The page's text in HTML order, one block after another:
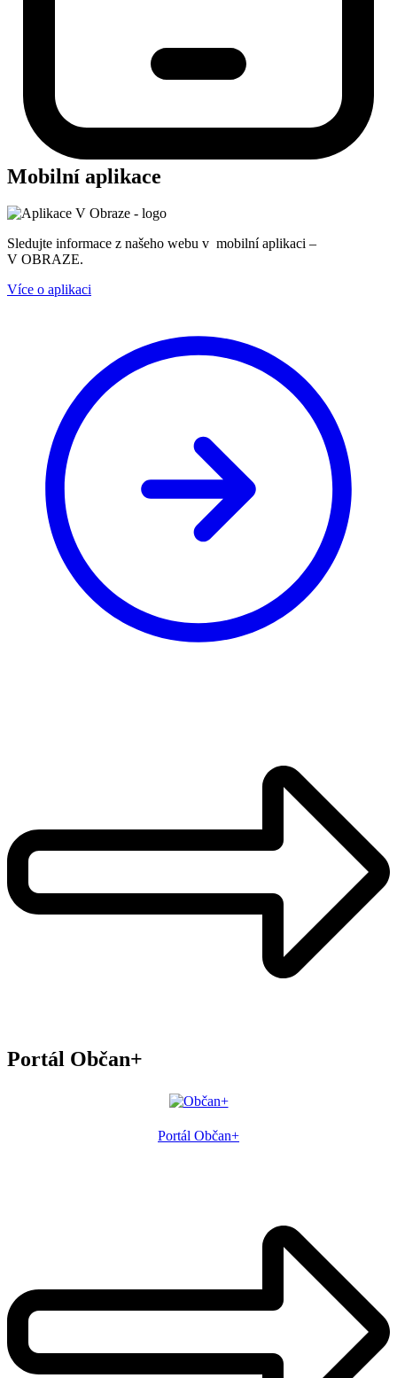
Mobilní aplikace
Sledujte informace z našeho webu v mobilní aplikaci –
V OBRAZE.
Více o aplikaci
Portál Občan+
Portál Občan+